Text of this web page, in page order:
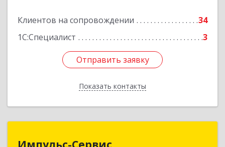
Клиентов на сопровождении
34
1С:Специалист
3
Отправить заявку
Показать контакты
Отправить заявку
Назад